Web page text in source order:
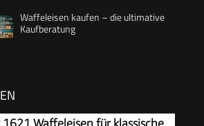
Waffeleisen kaufen – die ultimative
Kaufberatung